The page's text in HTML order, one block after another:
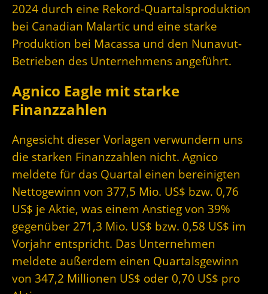
2024 durch eine Rekord-Quartalsproduktion
bei Canadian Malartic und eine starke
Produktion bei Macassa und den Nunavut-
Betrieben des Unternehmens angeführt.
Agnico Eagle mit starke
Finanzzahlen
Angesicht dieser Vorlagen verwundern uns
die starken Finanzzahlen nicht. Agnico
meldete für das Quartal einen bereinigten
Nettogewinn von 377,5 Mio. US$ bzw. 0,76
US$ je Aktie, was einem Anstieg von 39%
gegenüber 271,3 Mio. US$ bzw. 0,58 US$ im
Vorjahr entspricht. Das Unternehmen
meldete außerdem einen Quartalsgewinn
von 347,2 Millionen US$ oder 0,70 US$ pro